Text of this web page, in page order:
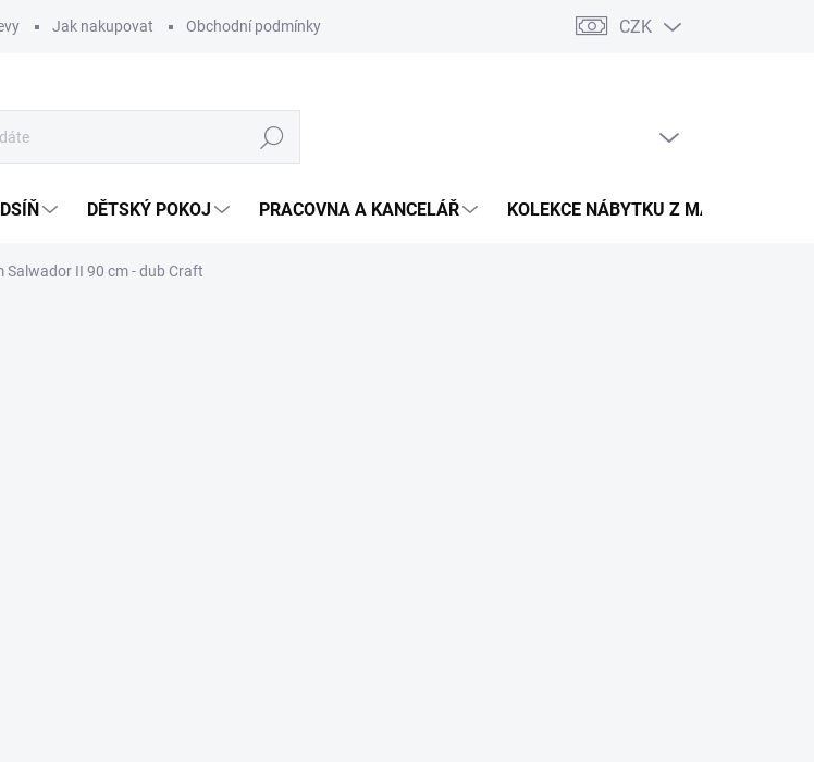
Jak nakupovat Obchodní podmínky Podmínky ochrany osobních údajů Pojištění zásilky
CZK
Hledat
DĚTSKÝ POKOJ PRACOVNA A KANCELÁŘ KOLEKCE NÁBYTKU Z MASIVU
Salwador II 90 cm - dub Craft